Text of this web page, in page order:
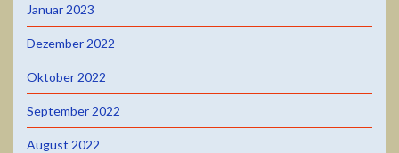
Januar 2023
Dezember 2022
Oktober 2022
September 2022
August 2022